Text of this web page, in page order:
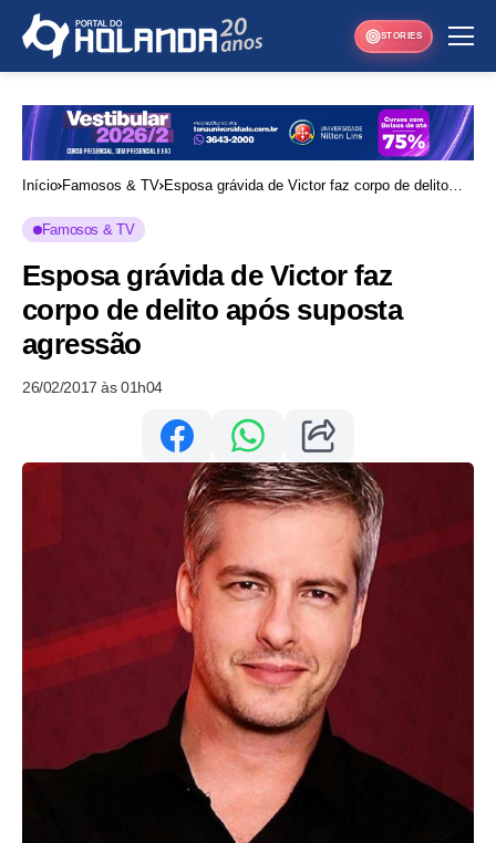
STORIES
Início Famosos & TV Esposa grávida de Victor faz corpo de delito
Famosos & TV
Esposa grávida de Victor faz
corpo de delito após suposta
agressão
26/02/2017 às 01h04